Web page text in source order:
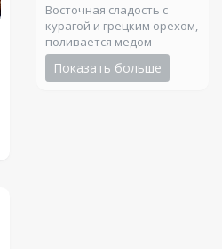
Восточная сладость с
курагой и грецким орехом,
поливается медом
Показать больше